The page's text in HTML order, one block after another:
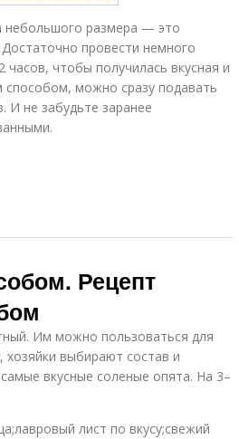
небольшого размера — это
провести немного
часов, чтобы получилась вкусная и
способом, можно сразу подавать
И не забудьте заранее
Рецепт
Им можно пользоваться для
хозяйки выбирают состав и
вкусные соленые опята. На 3–
лист по вкусу;свежий